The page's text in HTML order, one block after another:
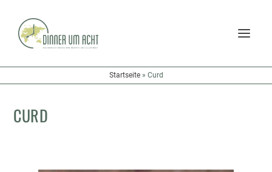
Startseite» Curd
CURD